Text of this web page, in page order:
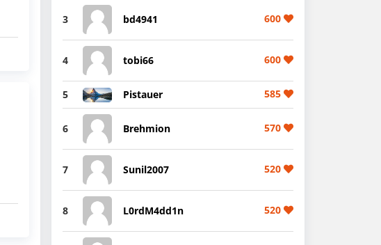
3 bd4941 600
4 tobi66 600
5 Pistauer 585
6 Brehmion 570
7 Sunil2007 520
8 L0rdM4dd1n 520